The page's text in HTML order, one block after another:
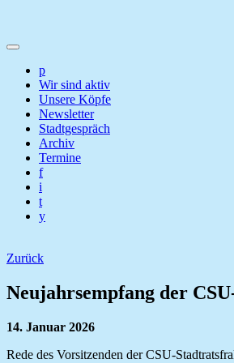
p
Wir sind aktiv
Unsere Köpfe
Newsletter
Stadtgespräch
Archiv
Termine
f
i
t
y
Zurück
Neujahrsempfang der
14. Januar 2026
Rede des Vorsitzenden der CSU-